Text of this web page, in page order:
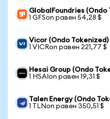
GlobalFoundries
1 GFSon равен 54,28 $
Vicor (Ondo
1 VICRon равен 221,77 $
Hesai Group (Ondo
1 HSAIon равен 19,31 $
Talen Energy (Ondo
1 TLNon равен 350,51 $